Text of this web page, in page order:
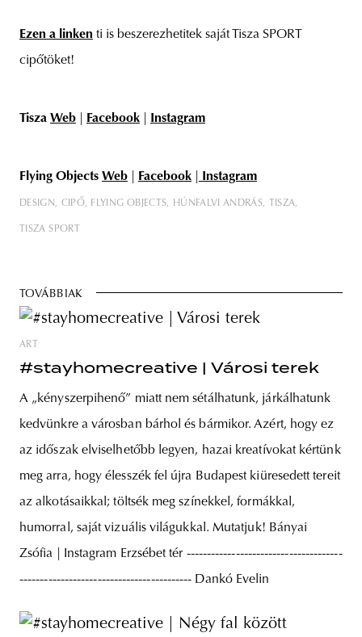
Ezen a linken ti is beszerezhetitek saját Tisza SPORT
cipőtöket!
Tisza Web Facebook Instagram
Flying Objects Web Facebook Instagram
DESIGN CIPŐ FLYING OBJECTS HÚNFALVI ANDRÁS TISZA
TISZA SPORT
TOVÁBBIAK
ART
#stayhomecreative | Városi terek
A „kényszerpihenő” miatt nem sétálhatunk, járkálhatunk
kedvünkre a városban bárhol és bármikor. Azért, hogy ez
az időszak elviselhetőbb legyen, hazai kreatívokat kértünk
meg arra, hogy élesszék fel újra Budapest kiüresedett tereit
az alkotásaikkal; töltsék meg színekkel, formákkal,
humorral, saját vizuális világukkal. Mutatjuk! Bányai
Zsófia | Instagram Erzsébet tér --------------------------------------
------------------------------------------ Dankó Evelin